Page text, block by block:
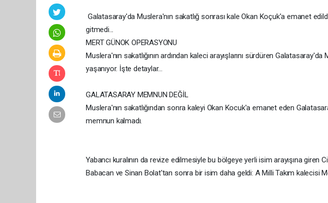
Galatasaray'da Muslera'nın sakatlığ sonrası kale Okan Koçuk'a emanet
gitmedi...
MERT GÜNOK OPERASYONU
Muslera'nın sakatlığının ardından kaleci arayışlarını sürdüren
yaşanıyor. İşte detaylar...
GALATASARAY MEMNUN DEĞİL
Muslera'nın sakatlığından sonra kaleyi Okan Kocuk'a emanet eden
memnun kalmadı.
Yabancı kuralının da revize edilmesiyle bu bölgeye yerli isim arayışına giren
Babacan ve Sinan Bolat'tan sonra bir isim daha geldi: A Milli Takım kalecisi